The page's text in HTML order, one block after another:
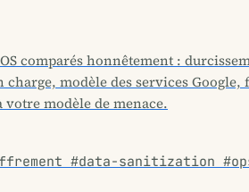
comparés honnêtement :
modèle des services
modèle de menace.
#data-sanitization